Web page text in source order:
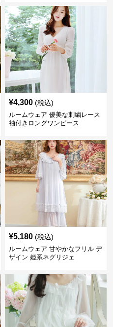
¥4,300 (税込)
ルームウェア 優美な刺繍レース
袖付きロングワンピース
¥5,180 (税込)
ルームウェア 甘やかなフリル デ
ザイン 姫系ネグリジェ